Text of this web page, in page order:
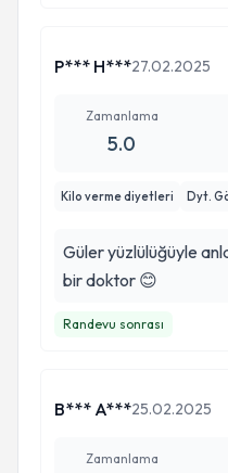
P*** H***27.02.2025
Zamanlama
5.0
Kilo verme diyetleri Dyt.
Güler yüzlülüğüyle
bir doktor 😊
Randevu sonrası
B*** A***25.02.2025
Zamanlama